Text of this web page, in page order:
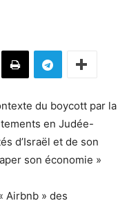
du boycott par la
en Judée-
d’Israël et de son
son économie »
Airbnb » des